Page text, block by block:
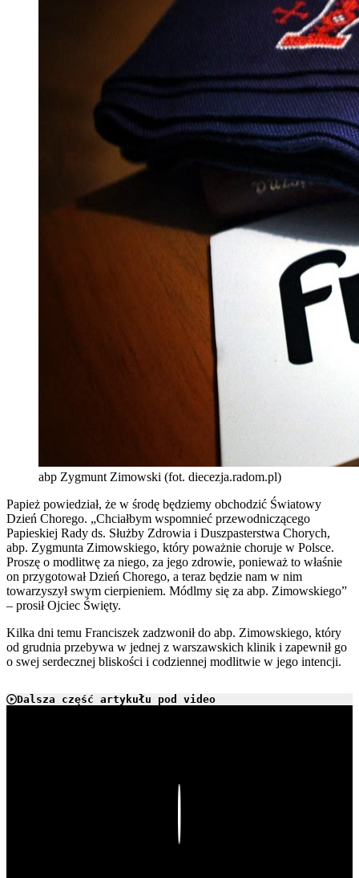
abp Zygmunt Zimowski (fot. diecezja.radom.pl)
Papież powiedział, że w środę będziemy obchodzić Światowy
Dzień Chorego. „Chciałbym wspomnieć przewodniczącego
Papieskiej Rady ds. Służby Zdrowia i Duszpasterstwa Chorych,
abp. Zygmunta Zimowskiego, który poważnie choruje w Polsce.
Proszę o modlitwę za niego, za jego zdrowie, ponieważ to właśnie
on przygotował Dzień Chorego, a teraz będzie nam w nim
towarzyszył swym cierpieniem. Módlmy się za abp. Zimowskiego”
– prosił Ojciec Święty.
Kilka dni temu Franciszek zadzwonił do abp. Zimowskiego, który
od grudnia przebywa w jednej z warszawskich klinik i zapewnił go
o swej serdecznej bliskości i codziennej modlitwie w jego intencji.
Dalsza część artykułu pod video